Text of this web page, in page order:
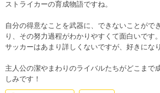
ストライカーの育成物語ですね。
自分の得意なことを武器に、できないことがで
り、その努力過程がわかりやすくて面白いです。
サッカーはあまり詳しくないですが、好きにな
主人公の潔やまわりのライバルたちがどこまで
しみです！